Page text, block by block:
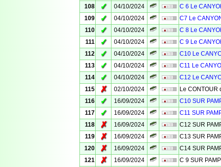
108
✓ 04/10/2024
C 6 Le
109
✓ 04/10/2024
C7 Le
110
✓ 04/10/2024
C 8 Le
111
✓ 04/10/2024
C 9 Le
112
✓ 04/10/2024
C10 Le
113
✓ 04/10/2024
C11 Le
114
✓ 04/10/2024
C12 Le
115
✗ 02/10/2024
Le CONTOUR
116
✓ 16/09/2024
C10 SUR
117
✓ 16/09/2024
C11 SUR
118
✗ 16/09/2024
C12 SUR
119
✗ 16/09/2024
C13 SUR
120
✗ 16/09/2024
C14 SUR
121
✗ 16/09/2024
C 9 SUR